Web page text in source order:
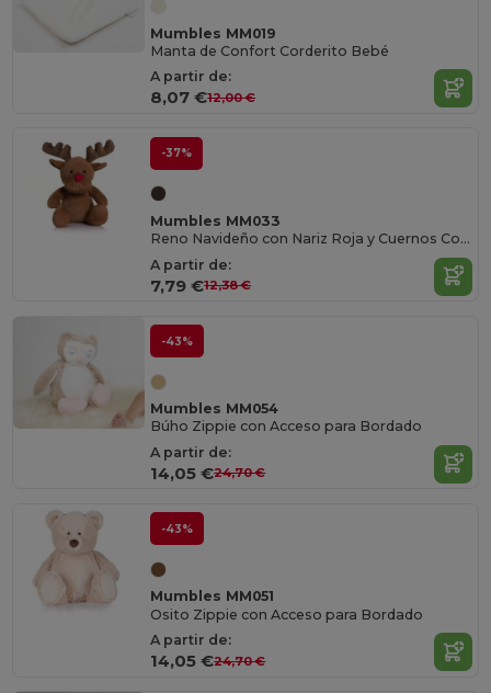
Mumbles MM019
Manta de Confort Corderito Bebé
A partir de:
8,07 €12,00 €
-37%
Mumbles MM033
Reno Navideño con Nariz Roja y Cuernos Contrastantes
A partir de:
7,79 €12,38 €
-43%
Mumbles MM054
Búho Zippie con Acceso para Bordado
A partir de:
14,05 €24,70 €
-43%
Mumbles MM051
Osito Zippie con Acceso para Bordado
A partir de:
14,05 €24,70 €